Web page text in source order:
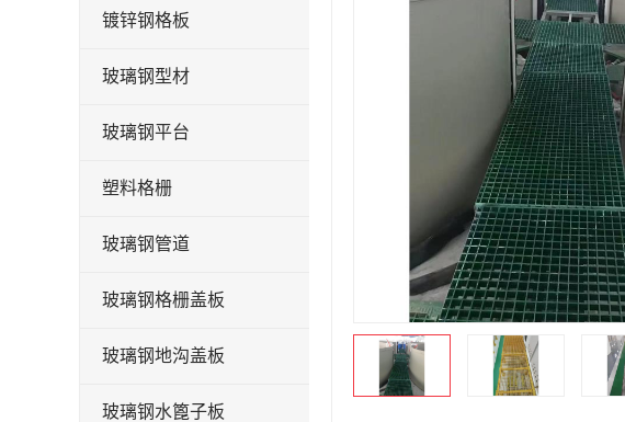
镀锌钢格板
玻璃钢型材
玻璃钢平台
塑料格栅
玻璃钢管道
玻璃钢格栅盖板
玻璃钢地沟盖板
玻璃钢水篦子板